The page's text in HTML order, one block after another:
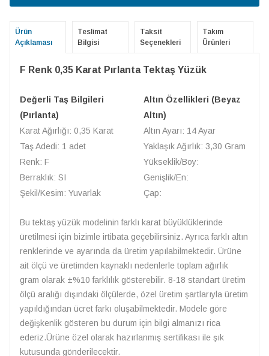
Ürün
Açıklaması
Teslimat
Bilgisi
Taksit
Seçenekleri
Takım
Ürünleri
F Renk 0,35 Karat Pırlanta Tektaş Yüzük
Değerli Taş Bilgileri
(Pırlanta)
Karat Ağırlığı: 0,35 Karat
Taş Adedi: 1 adet
Renk: F
Berraklık: SI
Şekil/Kesim: Yuvarlak
Altın Özellikleri (Beyaz
Altın)
Altın Ayarı: 14 Ayar
Yaklaşık Ağırlık: 3,30 Gram
Yükseklik/Boy:
Genişlik/En:
Çap:
Bu tektaş yüzük modelinin farklı karat büyüklüklerinde
üretilmesi için bizimle irtibata geçebilirsiniz. Ayrıca farklı altın
renklerinde ve ayarında da üretim yapılabilmektedir. Ürüne
ait ölçü ve üretimden kaynaklı nedenlerle toplam ağırlık
gram olarak ±%10 farklılık gösterebilir. 8-18 standart üretim
ölçü aralığı dışındaki ölçülerde, özel üretim şartlarıyla üretim
yapıldığından ücret farkı oluşabilmektedir. Modele göre
değişkenlik gösteren bu durum için bilgi almanızı rica
ederiz.Ürüne özel olarak hazırlanmış sertifikası ile şık
kutusunda gönderilecektir.